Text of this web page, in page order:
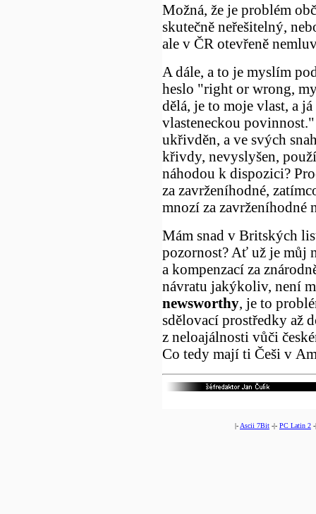
Možná, že je problém
skutečně neřešitelný,
ale v ČR otevřeně
A dále, a to je myslím
heslo "right or wrong,
dělá, je to moje vlast, a
vlasteneckou
ukřivděn, a ve svých
křivdy, nevyslyšen,
náhodou k dispozici?
za zavrženíhodné,
mnozí za zavrženíhodné
Mám snad v Britských
pozornost? Ať už je můj
a kompenzací za
návratu jakýkoliv, není
newsworthy, je to
sdělovací prostředky až
z neloajálnosti vůči
Co tedy mají ti Češi v
|- Ascii 7Bit -|- PC Latin 2